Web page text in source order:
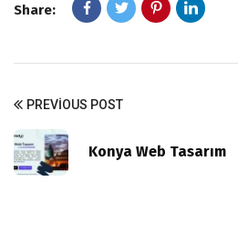
Share:
PREVIOUS POST
Konya Web Tasarım